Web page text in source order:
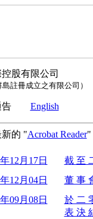
股有限公司
島註冊成立之有限公司）
告 English
的 "Acrobat Reader"
12月17日
截 至
12月04日
董 事
09月08日
於 二
表 決